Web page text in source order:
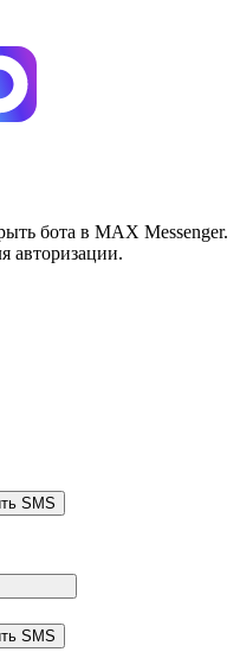
бота в MAX Messenger.
авторизации.
SMS
SMS